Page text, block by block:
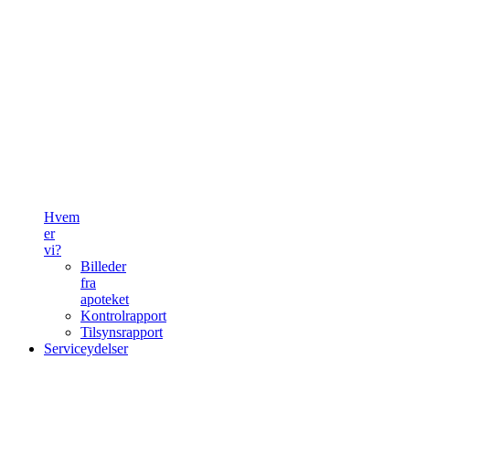
Hvem
er
vi?
Billeder
fra
apoteket
Kontrolrapport
Tilsynsrapport
Serviceydelser